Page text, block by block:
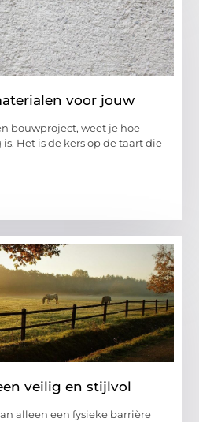
voor jouw
bouwproject, weet je hoe
Het is de kers op de taart die
veilig en stijlvol
alleen een fysieke barrière